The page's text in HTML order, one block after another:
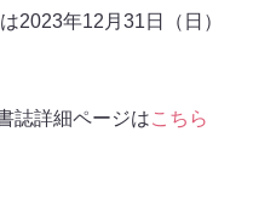
2023年12月31日（日）
誌詳細ページはこちら